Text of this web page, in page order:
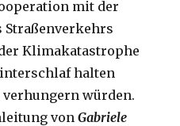
mit der
Straßenverkehrs
Klimakatastrophe
halten
würden.
vonGabriele